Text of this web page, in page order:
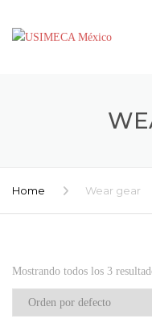
Home Wear gear
Mostrando todos los 3